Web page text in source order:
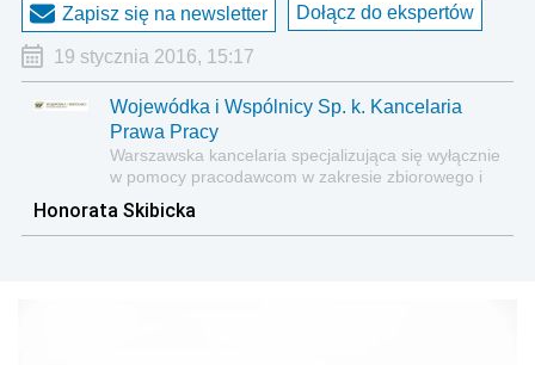
Zapisz się na newsletter Dołącz do ekspertów
19 stycznia 2016, 15:17
Wojewódka i Wspólnicy Sp. k. Kancelaria
Prawa Pracy
Warszawska kancelaria specjalizująca się wyłącznie
w pomocy pracodawcom w zakresie zbiorowego i
pracowniczych
Honorata Skibicka